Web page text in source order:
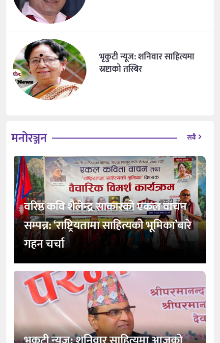
भृकुटी न्यूज: शनिवार साहित्यमा
स्रष्टाको तस्बिर
मनोरञ्जन सबै
वरिष्ठ कवि शैलेन्द्र साकारको एकल वाचन
सम्पन्न: ‘राष्ट्रियतामा साहित्यको भूमिका’बारे
गहन चर्चा